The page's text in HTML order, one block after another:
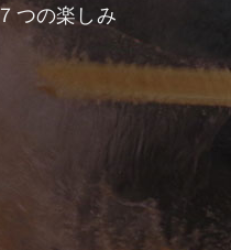
つの楽しみ